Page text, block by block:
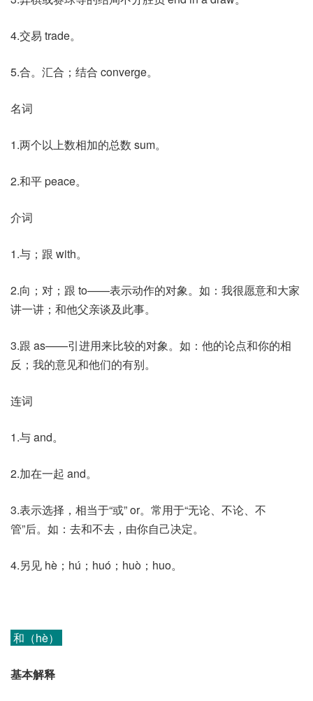
4.交易 trade。
5.合。汇合；结合 converge。
名词
1.两个以上数相加的总数 sum。
2.和平 peace。
介词
1.与；跟 with。
2.向；对；跟 to——表示动作的对象。如：我很愿意和大家
讲一讲；和他父亲谈及此事。
3.跟 as——引进用来比较的对象。如：他的论点和你的相
反；我的意见和他们的有别。
连词
1.与 and。
2.加在一起 and。
3.表示选择，相当于“或” or。常用于“无论、不论、不
管”后。如：去和不去，由你自己决定。
4.另见 hè；hú；huó；huò；huo。
和（hè）
基本解释